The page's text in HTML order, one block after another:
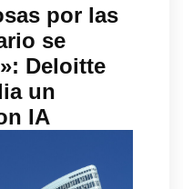
por las
se
Deloitte
un
IA